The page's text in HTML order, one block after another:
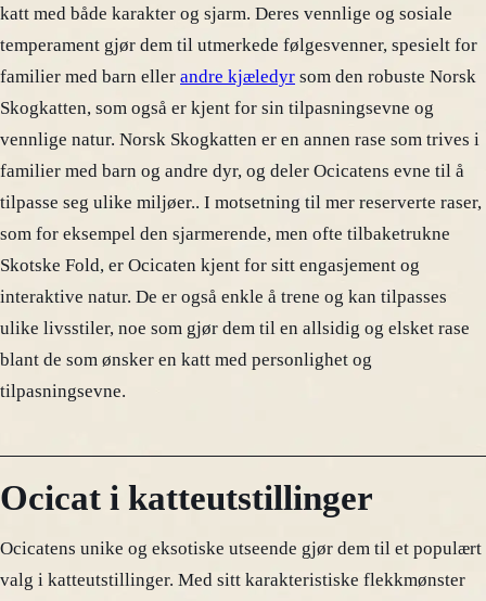
katt med både karakter og sjarm. Deres vennlige og sosiale
temperament gjør dem til utmerkede følgesvenner, spesielt for
familier med barn eller andre kjæledyr som den robuste Norsk
Skogkatten, som også er kjent for sin tilpasningsevne og
vennlige natur. Norsk Skogkatten er en annen rase som trives i
familier med barn og andre dyr, og deler Ocicatens evne til å
tilpasse seg ulike miljøer.. I motsetning til mer reserverte raser,
som for eksempel den sjarmerende, men ofte tilbaketrukne
Skotske Fold, er Ocicaten kjent for sitt engasjement og
interaktive natur. De er også enkle å trene og kan tilpasses
ulike livsstiler, noe som gjør dem til en allsidig og elsket rase
blant de som ønsker en katt med personlighet og
tilpasningsevne.
Ocicat i katteutstillinger
Ocicatens unike og eksotiske utseende gjør dem til et populært
valg i katteutstillinger. Med sitt karakteristiske flekkmønster